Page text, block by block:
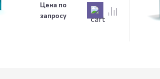
Цена по
запросу